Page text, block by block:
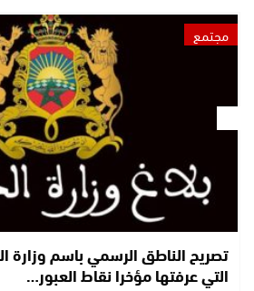
مجتمع
تصريح الناطق الرسمي باسم وزارة
التي عرفتها مؤخرا نقاط العبور…